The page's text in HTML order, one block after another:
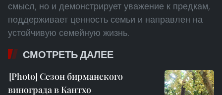
смысл, но и демонстрирует уважение к предкам,
поддерживает ценность семьи и направлен на
устойчивую семейную жизнь.
СМОТРЕТЬ ДАЛЕЕ
Сезон бирманского
винограда в Кантхо